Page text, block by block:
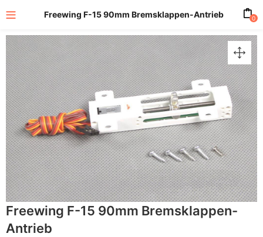
Freewing F-15 90mm Bremsklappen-Antrieb 0
Freewing F-15 90mm Bremsklappen-
Antrieb